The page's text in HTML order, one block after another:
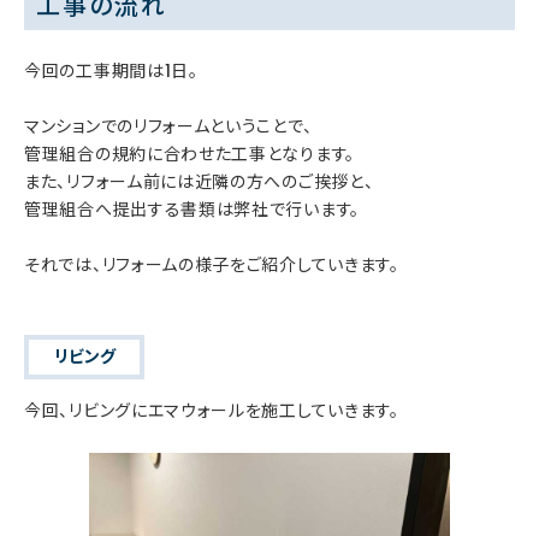
今回の工事期間は1日。
マンションでのリフォームということで、
管理組合の規約に合わせた工事となります。
また、リフォーム前には近隣の方へのご挨拶と、
管理組合へ提出する書類は弊社で行います。
それでは、リフォームの様子をご紹介していきます。
リビング
今回、リビングにエマウォールを施工していきます。